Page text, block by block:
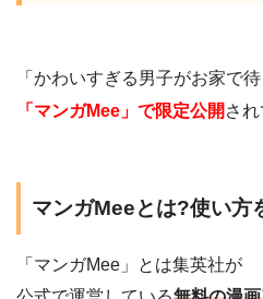
「かわいすぎる男子がお家で
「マンガMee」で限定公開 され
マンガMeeとは?使い方
「マンガMee」とは集英社が